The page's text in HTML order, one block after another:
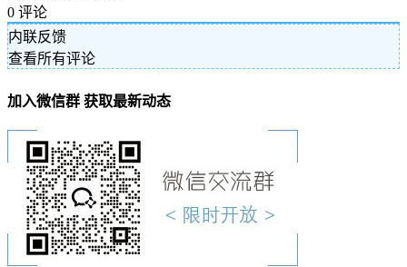
0 评论
内联反馈
查看所有评论
加入微信群 获取最新动态